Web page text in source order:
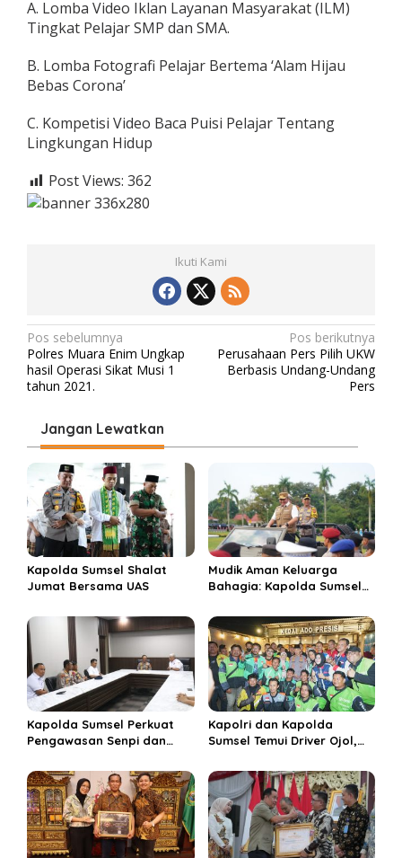
A. Lomba Video Iklan Layanan Masyarakat (ILM)
Tingkat Pelajar SMP dan SMA.
B. Lomba Fotografi Pelajar Bertema ‘Alam Hijau
Bebas Corona’
C. Kompetisi Video Baca Puisi Pelajar Tentang
Lingkungan Hidup
Post Views: 362
Ikuti Kami
N
a
v
g
a
s
i
p
o
s
Pos sebelumnya
Polres Muara Enim Ungkap
hasil Operasi Sikat Musi 1
tahun 2021.
Pos berikutnya
Perusahaan Pers Pilih UKW
Berbasis Undang-Undang
Pers
Jangan Lewatkan
Kapolda Sumsel Shalat
Jumat Bersama UAS
Mudik Aman Keluarga
Bahagia: Kapolda Sumsel
Musi 2026
Kapolda Sumsel Perkuat
Pengawasan Senpi dan
Menembak Nasional
Kapolri dan Kapolda
Sumsel Temui Driver Ojol,
Humanis Polri